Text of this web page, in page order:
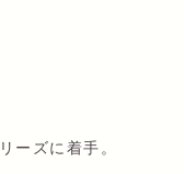
ーズに着手。